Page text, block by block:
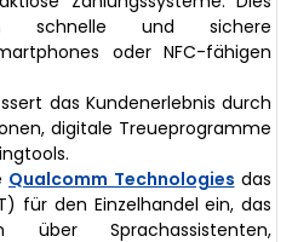
schnelle und sichere
oder NFC-fähigen
das Kundenerlebnis durch
digitale Treueprogramme
Qualcomm Technologies das
für den Einzelhandel ein, das
über Sprachassistenten,